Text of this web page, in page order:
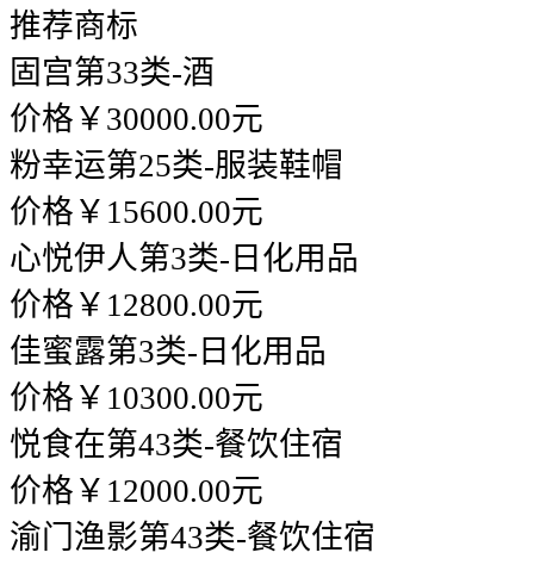
推荐商标
固宫第33类-酒
价格￥30000.00元
粉幸运第25类-服装鞋帽
价格￥15600.00元
心悦伊人第3类-日化用品
价格￥12800.00元
佳蜜露第3类-日化用品
价格￥10300.00元
悦食在第43类-餐饮住宿
价格￥12000.00元
渝门渔影第43类-餐饮住宿